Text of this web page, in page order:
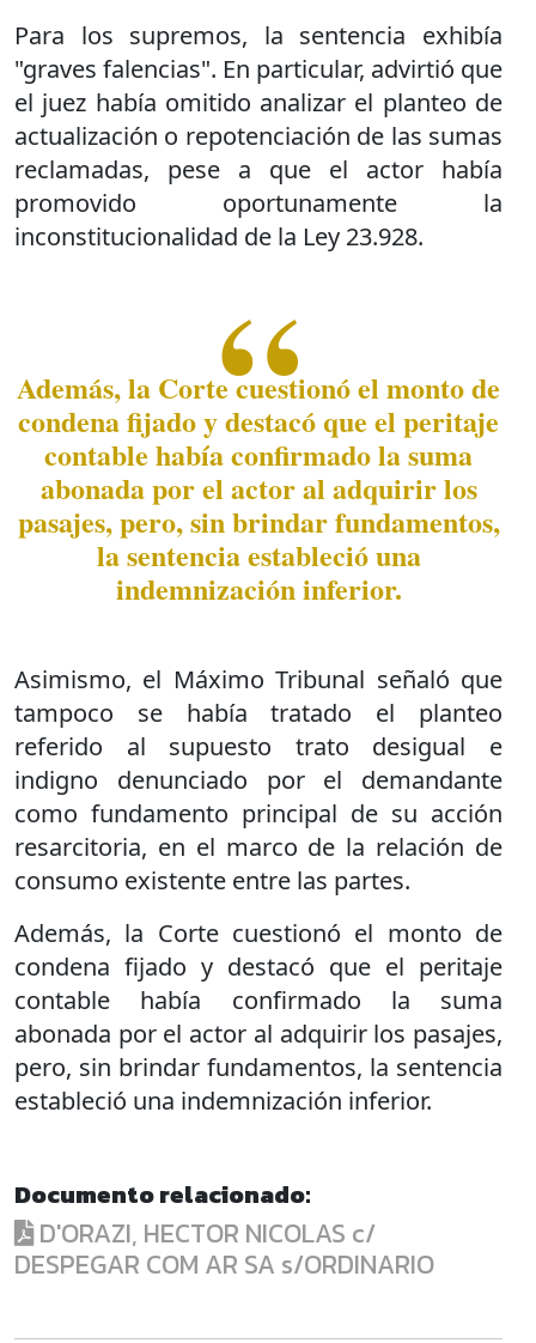
Para los supremos, la sentencia exhibía
"graves falencias". En particular, advirtió que
el juez había omitido analizar el planteo de
actualización o repotenciación de las sumas
reclamadas, pese a que el actor había
promovido oportunamente la
inconstitucionalidad de la Ley 23.928.
Además, la Corte cuestionó el monto de
condena fijado y destacó que el peritaje
contable había confirmado la suma
abonada por el actor al adquirir los
pasajes, pero, sin brindar fundamentos,
la sentencia estableció una
indemnización inferior.
Asimismo, el Máximo Tribunal señaló que
tampoco se había tratado el planteo
referido al supuesto trato desigual e
indigno denunciado por el demandante
como fundamento principal de su acción
resarcitoria, en el marco de la relación de
consumo existente entre las partes.
Además, la Corte cuestionó el monto de
condena fijado y destacó que el peritaje
contable había confirmado la suma
abonada por el actor al adquirir los pasajes,
pero, sin brindar fundamentos, la sentencia
estableció una indemnización inferior.
Documento relacionado:
D'ORAZI, HECTOR NICOLAS c/
DESPEGAR COM AR SA s/ORDINARIO